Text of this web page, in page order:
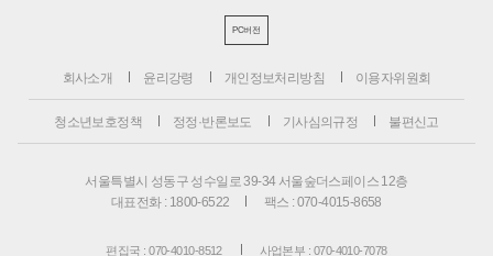
PC버전
회사소개 윤리강령 개인정보처리방침 이용자위원회
청소년보호정책 정정·반론보도 기사심의규정 불편신고
서울특별시 성동구 성수일로 39-34 서울숲더스페이스 12층
대표전화 : 1800-6522
팩스 : 070-4015-8658
편집국 : 070-4010-8512 사업본부 : 070-4010-7078